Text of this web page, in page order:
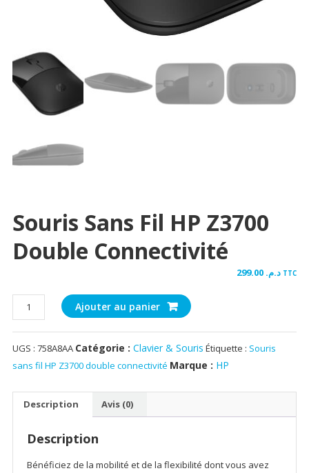
Souris Sans Fil HP Z3700
Double Connectivité
د.م. TTC
quantité
de
Souris
sans
fil
Z3700
Ajouter au panier
UGS : 758A8AA Catégorie : Clavier & Souris Étiquette : Souris
sans fil HP Z3700 double connectivité Marque : HP
Description Avis (0)
Description
Bénéficiez de la mobilité et de la flexibilité dont vous avez